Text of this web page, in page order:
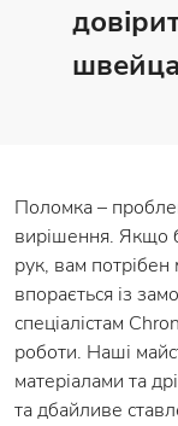
Поломка –
вирішення. Якщо
рук, вам
впорається із
спеціалістам
роботи. Наші
матеріалами та
та дбайливе